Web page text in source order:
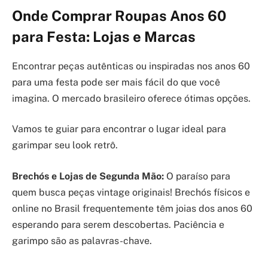
Onde Comprar Roupas Anos 60
para Festa: Lojas e Marcas
Encontrar peças autênticas ou inspiradas nos anos 60
para uma festa pode ser mais fácil do que você
imagina. O mercado brasileiro oferece ótimas opções.
Vamos te guiar para encontrar o lugar ideal para
garimpar seu look retrô.
Brechós e Lojas de Segunda Mão: O paraíso para
quem busca peças vintage originais! Brechós físicos e
online no Brasil frequentemente têm joias dos anos 60
esperando para serem descobertas. Paciência e
garimpo são as palavras-chave.